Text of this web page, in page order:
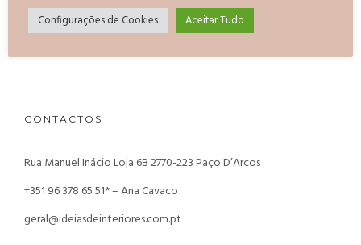
CONTACTOS
Rua Manuel Inácio Loja 6B2770-223 Paço D’Arcos
+351 96 378 65 51* – Ana Cavaco
geral@ideiasdeinteriores.com.pt
Configurações de Cookies Aceitar Tudo